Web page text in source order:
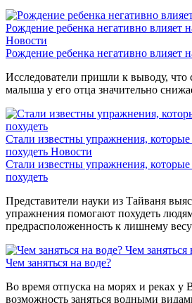
Рождение ребенка негативно влияет
Новости
Рождение ребенка негативно влияет
Исследователи пришли к выводу, что
малыша у его отца значительно
Стали известны упражнения,
похудеть Новости
Стали известны упражнения,
похудеть
Представители науки из Тайваня
упражнения помогают похудеть
предрасположенность к лишнему весу
Чем заняться
Чем заняться на воде?
Во время отпуска на морях и реках у
возможность заняться водными